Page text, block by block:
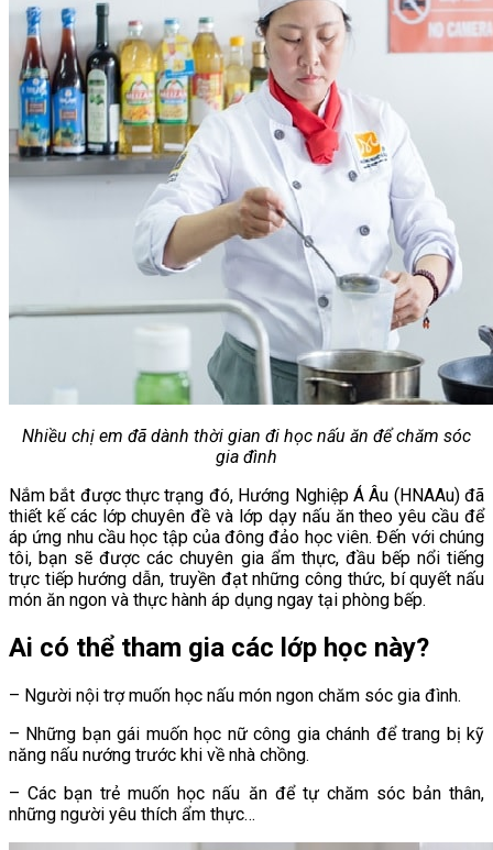
Nghề Bếp
Kiến Thức
Học Nấu Chè
Chè Hạt Sen
Chè Chuối
Chè Bắp
Chè Đậu
Chè Bưởi
Món Ngon Mỗi Ngày
Ẩm Thực Việt Nam
Định Hướng Nghề Nghiệp
Tổng Hợp
Nhiều chị em đã dành thời gian đi học nấu ăn để chăm sóc
gia đình
Nắm bắt được thực trạng đó, Hướng Nghiệp Á Âu (HNAAu) đã
thiết kế các lớp chuyên đề và lớp dạy nấu ăn theo yêu cầu để
áp ứng nhu cầu học tập của đông đảo học viên. Đến với chúng
tôi, bạn sẽ được các chuyên gia ẩm thực, đầu bếp nổi tiếng
trực tiếp hướng dẫn, truyền đạt những công thức, bí quyết nấu
món ăn ngon và thực hành áp dụng ngay tại phòng bếp.
Ai có thể tham gia các lớp học này?
– Người nội trợ muốn học nấu món ngon chăm sóc gia đình.
– Những bạn gái muốn học nữ công gia chánh để trang bị kỹ
năng nấu nướng trước khi về nhà chồng.
– Các bạn trẻ muốn học nấu ăn để tự chăm sóc bản thân,
những người yêu thích ẩm thực…